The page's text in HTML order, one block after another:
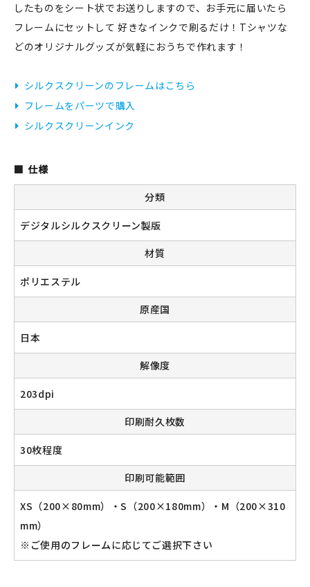
新規会員登録
マイアカウント
カートを見る
よくある質問
お問い合わせ
したものをシート状でお送りしますので、お手元に届いたら
フレームにセットして 好きなインクで刷るだけ！Tシャツな
どのオリジナルグッズが気軽におうちで作れます！
シルクスクリーンのフレームはこちら
フレームをパーツで購入
シルクスクリーンインク
仕様
分類
デジタルシルクスクリーン製版
材質
ポリエステル
原産国
日本
解像度
203dpi
印刷耐久枚数
30枚程度
印刷可能範囲
XS（200×80mm）・S（200×180mm）・M（200×310
mm）
※ご使用のフレームに応じてご選択下さい